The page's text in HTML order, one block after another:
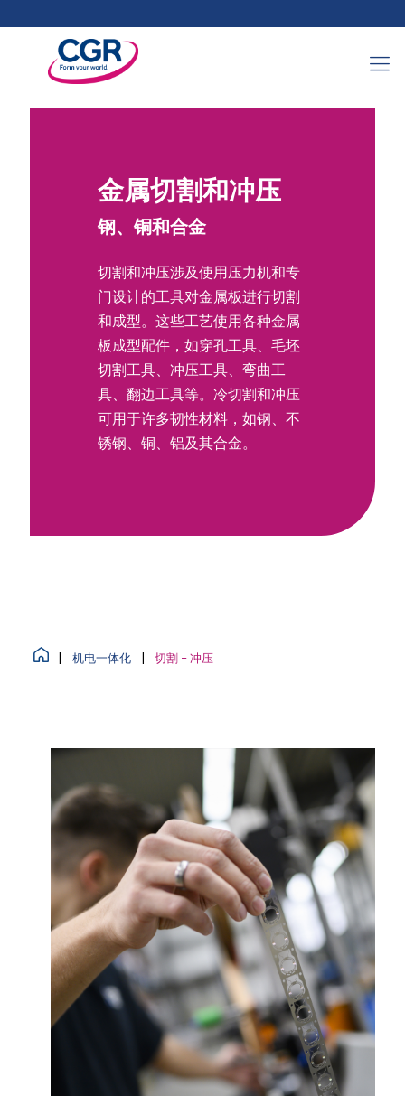
金属切割和冲压
钢、铜和合金
切割和冲压涉及使用压力机和专
门设计的工具对金属板进行切割
和成型。这些工艺使用各种金属
板成型配件，如穿孔工具、毛坯
切割工具、冲压工具、弯曲工
具、翻边工具等。冷切割和冲压
可用于许多韧性材料，如钢、不
锈钢、铜、铝及其合金。
机电一体化 切割 – 冲压